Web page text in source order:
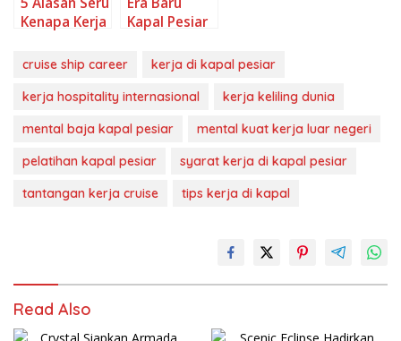
Kenapa Kerja
Pesiar Bisa
Keputusan
Kapal Pesiar
Pesiar
Princess dan
Global!
cruise ship career
kerja di kapal pesiar
kerja hospitality internasional
kerja keliling dunia
mental baja kapal pesiar
mental kuat kerja luar negeri
pelatihan kapal pesiar
syarat kerja di kapal pesiar
tantangan kerja cruise
tips kerja di kapal
Read Also